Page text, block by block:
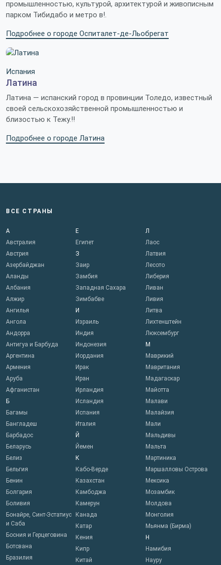
промышленностью, культурой, архитектурой и живописным
парком Тибидабо и метро в!.
Подробнее о городе Оспиталет-де-Льобрегат
Испания
Латина
Латина — испанский город в провинции Толедо, известный
своей сельскохозяйственной промышленностью и
близостью к Тежу.!!
Подробнее о городе Латина
ВСЕ СТРАНЫ
А
Австралия
Австрия
Азербайджан
Аланды
Албания
Алжир
Ангилья
Ангола
Андорра
Антигуа и Барбуда
Аргентина
Армения
Аруба
Афганистан
Б
Багамы
Бангладеш
Барбадос
Беларусь
Белиз
Бельгия
Бенин
Болгария
Боливия
Бонайре, Синт-Эстатиус
и Саба
Босния и Герцеговина
Ботсвана
Бразилия
Е
Египет
З
Заир
Замбия
Западная Сахара
Зимбабве
И
Израиль
Индия
Индонезия
Иордания
Ирак
Иран
Ирландия
Исландия
Испания
Италия
Й
Йемен
К
Кабо-Верде
Казахстан
Камбоджа
Камерун
Канада
Катар
Кения
Кипр
Китай
Л
Лаос
Латвия
Лесото
Либерия
Ливан
Ливия
Литва
Лихтенштейн
Люксембург
М
Маврикий
Мавритания
Мадагаскар
Майотта
Малави
Малайзия
Мали
Мальдивы
Мальта
Мартиника
Маршалловы Острова
Мексика
Мозамбик
Молдова
Монголия
Мьянма (Бирма)
Н
Намибия
Науру